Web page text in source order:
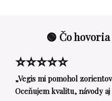
🟢 Čo
⭐⭐⭐⭐⭐
„Vegis mi pomohol
Oceňujem kvalitu, návody